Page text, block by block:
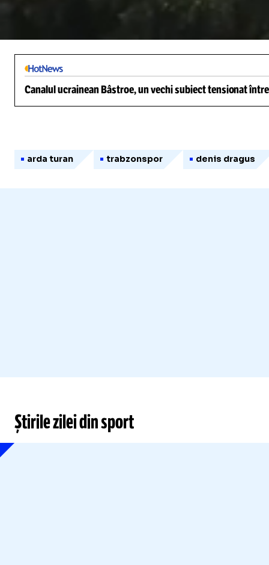
Canalul ucrainean Bâstroe, un vechi subiect tensionat
arda turan trabzonspor denis dragus
Știrile zilei din sport